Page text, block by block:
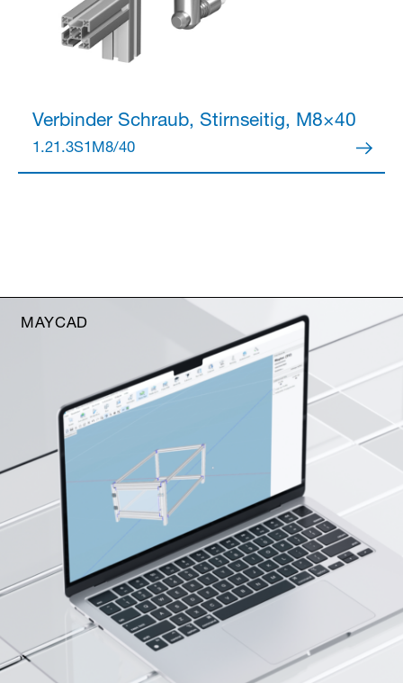
VerbinderSchraub, Stirnseitig, M8×40
1.21.3S1M8/40
MAYCAD